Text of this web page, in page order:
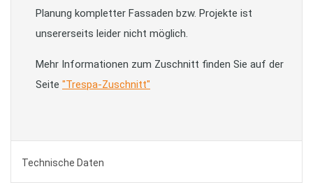
Planung kompletter Fassaden bzw. Projekte ist
unsererseits leider nicht möglich.
Mehr Informationen zum Zuschnitt finden Sie auf der
Seite "Trespa-Zuschnitt"
Technische Daten